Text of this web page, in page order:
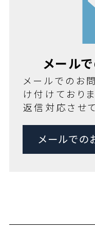
メール
メールでのお
け付けており
返信対応させ
メールでの